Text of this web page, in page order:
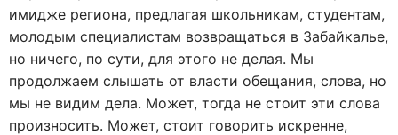
имидже региона, предлагая школьникам, студентам,
молодым специалистам возвращаться в Забайкалье,
но ничего, по сути, для этого не делая. Мы
продолжаем слышать от власти обещания, слова, но
мы не видим дела. Может, тогда не стоит эти слова
произносить. Может, стоит говорить искренне,